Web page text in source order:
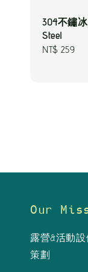
304不鏽
Steel
Regular
NT$ 259
Our
露營&活動
策劃